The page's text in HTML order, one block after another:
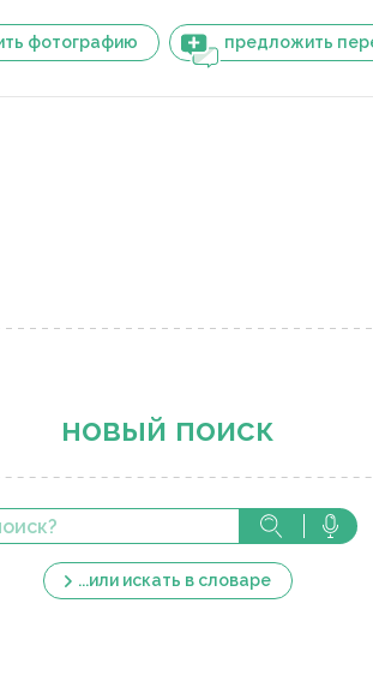
фотографию предложить
новый поиск
...или искать в словаре